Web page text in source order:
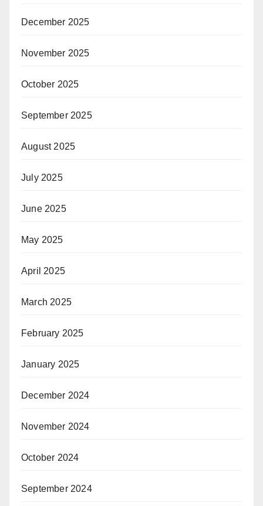
December 2025
November 2025
October 2025
September 2025
August 2025
July 2025
June 2025
May 2025
April 2025
March 2025
February 2025
January 2025
December 2024
November 2024
October 2024
September 2024